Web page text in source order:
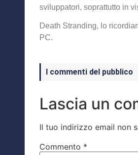
sviluppatori, soprattutto in
Death Stranding, lo
PC.
I commenti del pubblico
Lascia un
Il tuo indirizzo email non
Commento *